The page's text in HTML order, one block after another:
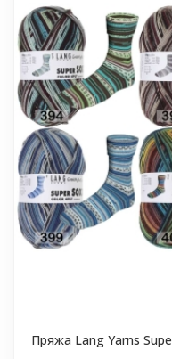
Пряжа Lang Yarns